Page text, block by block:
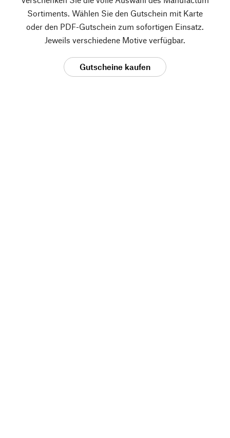
Sortiments. Wählen Sie den Gutschein mit Karte
oder den PDF-Gutschein zum sofortigen Einsatz.
Jeweils verschiedene Motive verfügbar.
Gutscheine kaufen